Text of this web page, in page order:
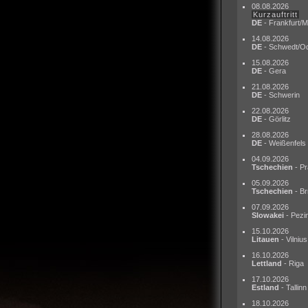
08.08.2026
Kurzauftritt
DE - Frankfurt/
14.08.2026
DE - Schwedt/
15.08.2026
DE - Gera
21.08.2026
DE - Schwerin
22.08.2026
DE - Görlitz
28.08.2026
DE - Weißenfels
04.09.2026
Tschechien -
05.09.2026
Tschechien -
07.09.2026
Slowakei -
15.10.2026
Litauen - Vilnius
16.10.2026
Lettland - Riga
17.10.2026
Estland - Tallinn
18.10.2026